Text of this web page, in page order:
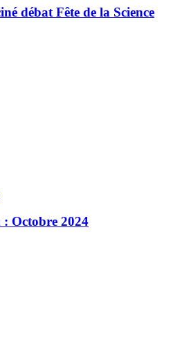
débat Fête de la Science
: Octobre 2024